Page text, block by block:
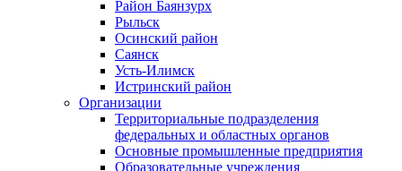
Район Баянзурх
Рыльск
Осинский район
Саянск
Усть-Илимск
Истринский район
Организации
Территориальные подразделения
федеральных и областных органов
Основные промышленные предприятия
Образовательные учреждения